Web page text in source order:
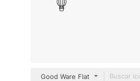
Good Ware Flat